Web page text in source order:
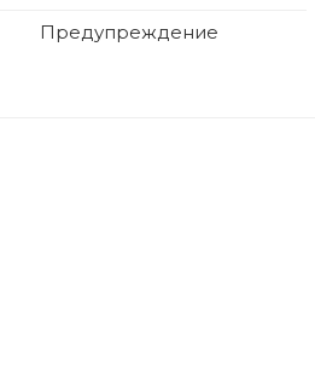
Предупреждение